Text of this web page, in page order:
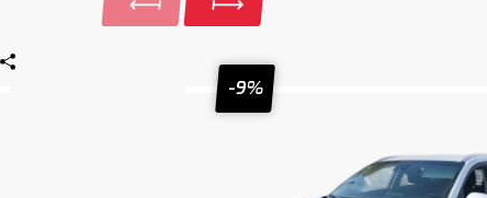
-9%